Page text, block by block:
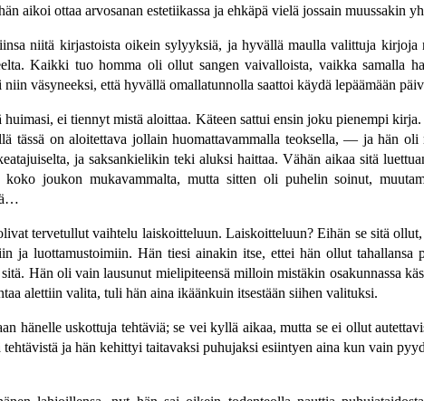
aikoi ottaa arvosanan estetiikassa ja ehkäpä vielä jossain muussakin
niitä kirjastoista oikein sylyyksiä, ja hyvällä maulla valittuja kirjoja
Kaikki tuo homma oli ollut sangen vaivalloista, vaikka samalla
väsyneeksi, että hyvällä omallatunnolla saattoi käydä lepäämään
ei tiennyt mistä aloittaa. Käteen sattui ensin joku pienempi
on aloitettava jollain huomattavammalla teoksella, — ja hän oli
ja saksankielikin teki aluksi haittaa. Vähän aikaa sitä
joukon mukavammalta, mutta sitten oli puhelin soinut,
tervetullut vaihtelu laiskoitteluun. Laiskoitteluun? Eihän se sitä
ja luottamustoimiin. Hän tiesi ainakin itse, ettei hän ollut
Hän oli vain lausunut mielipiteensä milloin mistäkin osakunnassa
alettiin valita, tuli hän aina ikäänkuin itsestään siihen valituksi.
hänelle uskottuja tehtäviä; se vei kyllä aikaa, mutta se ei ollut
ja hän kehittyi taitavaksi puhujaksi esiintyen aina kun vain